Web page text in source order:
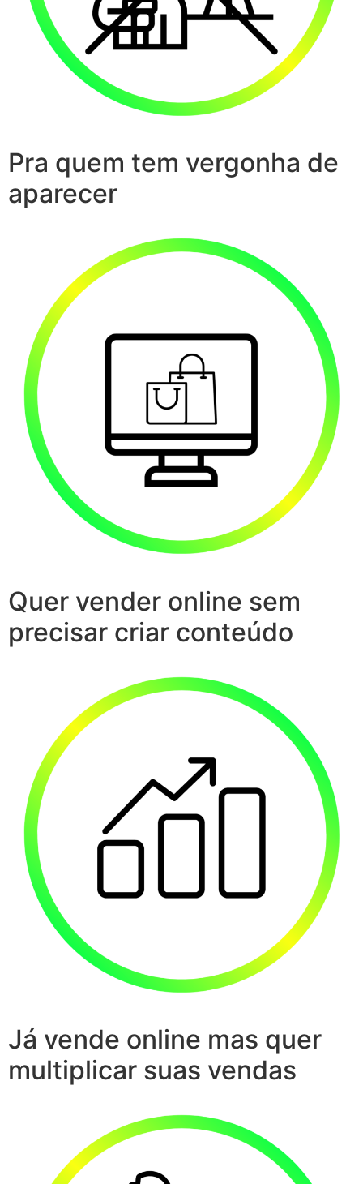
Pra quem tem vergonha de
aparecer
Quer vender online sem
precisar criar conteúdo
Já vende online mas quer
multiplicar suas vendas